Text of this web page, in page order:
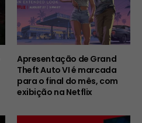
Apresentação de Grand
Theft Auto VI é marcada
para o final do mês, com
exibição na Netflix